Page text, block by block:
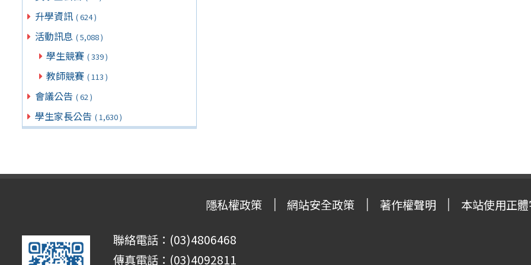
升學資訊 ( 624 )
活動訊息 ( 5,088 )
學生競賽 ( 339 )
教師競賽 ( 113 )
會議公告 ( 62 )
學生家長公告 ( 1,630 )
隱私權政策 網站安全政策 著作權聲明 本站使用正
聯絡電話：(03)4806468
傳真電話：(03)4092811